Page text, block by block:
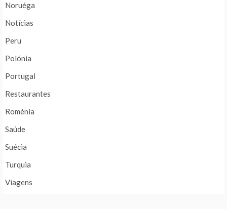
Noruéga
Notícias
Peru
Polónia
Portugal
Restaurantes
Roménia
Saúde
Suécia
Turquia
Viagens